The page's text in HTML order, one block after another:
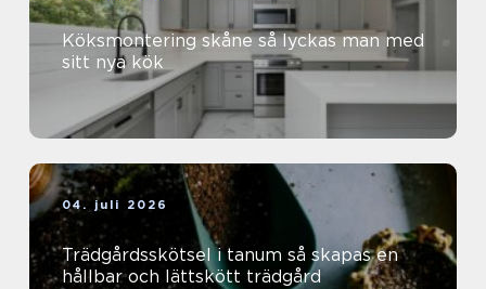
Köksmontering skåne så lyckas man med
sitt nya kök
04. juli 2026
Trädgårdsskötsel i tanum så skapas en
hållbar och lättskött trädgård